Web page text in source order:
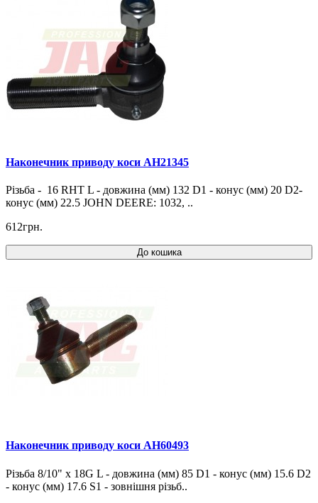
Наконечник приводу коси AH21345
Різьба - 16 RHT L - довжина (мм) 132 D1 - конус (мм) 20 D2-
конус (мм) 22.5 JOHN DEERE: 1032, ..
612грн.
До кошика
Наконечник приводу коси AH60493
Різьба 8/10" x 18G L - довжина (мм) 85 D1 - конус (мм) 15.6 D2
- конус (мм) 17.6 S1 - зовнішня різьб..